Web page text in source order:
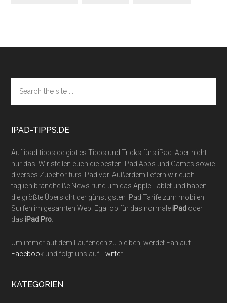
Footer
the
site
IPAD-TIPPS.DE
Auf ipad-tipps.de gibt es Tipps und Tricks fürs iPad. Aber nicht
nur das! Wir stellen euch die besten iPad Apps und Games sowie
diverses Zubehör fürs iPad vor. Außerdem liefern wir euch
täglich brandheiße News rund um das Apple Tablet und haben
die größte Übersicht der günstigsten iPad Tarife zum mobilen
Surfen im gesamten Web. Egal ob für das normaleiPad oder
dasiPad Pro
Um immer auf dem Laufenden zu bleiben, werdet Fan auf
Facebook und folgt uns aufTwitter.
KATEGORIEN